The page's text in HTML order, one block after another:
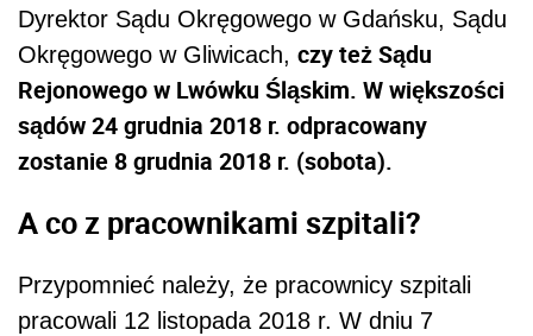
Dyrektor Sądu Okręgowego w Gdańsku, Sądu
Okręgowego w Gliwicach, czy też Sądu
Rejonowego w Lwówku Śląskim. W większości
sądów 24 grudnia 2018 r. odpracowany
zostanie 8 grudnia 2018 r. (sobota).
A co z pracownikami szpitali?
Przypomnieć należy, że pracownicy szpitali
pracowali 12 listopada 2018 r. W dniu 7